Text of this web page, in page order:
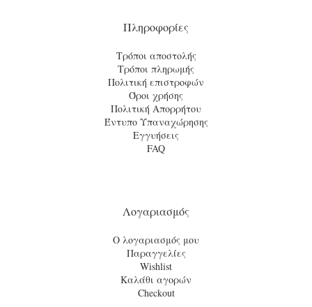
Πληροφορίες
Τρόποι αποστολής
Τρόποι πληρωμής
Πολιτική επιστροφών
Όροι χρήσης
Πολιτική Απορρήτου
Έντυπο Υπαναχώρησης
Εγγυήσεις
FAQ
Λογαριασμός
Ο λογαριασμός μου
Παραγγελίες
Wishlist
Καλάθι αγορών
Checkout